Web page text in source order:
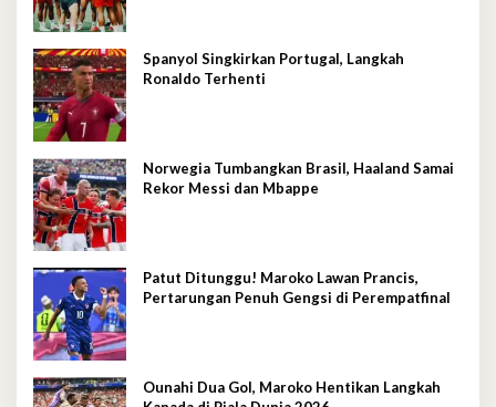
Spanyol Singkirkan Portugal, Langkah
Ronaldo Terhenti
Norwegia Tumbangkan Brasil, Haaland Samai
Rekor Messi dan Mbappe
Patut Ditunggu! Maroko Lawan Prancis,
Pertarungan Penuh Gengsi di Perempatfinal
Ounahi Dua Gol, Maroko Hentikan Langkah